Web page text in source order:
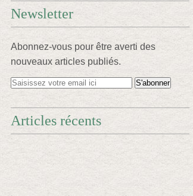
Newsletter
Abonnez-vous pour être averti des
nouveaux articles publiés.
Articles récents